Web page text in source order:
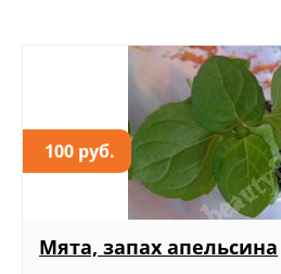
100 руб.
Мята, запах апельсина